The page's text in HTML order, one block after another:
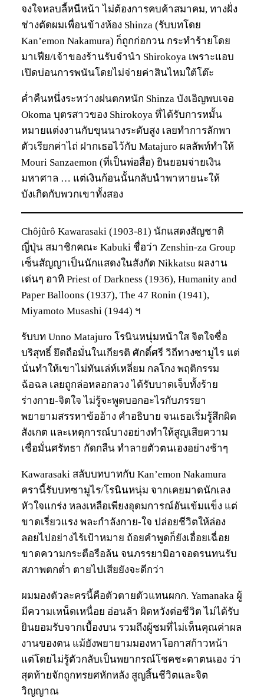
จงใจหลบลี้หนีหน้า ไม่ต้องการคบค้าสมาคม, ทางฝั่ง
ช่างตัดผมเพื่อนข้างห้อง Shinza (รับบทโดย
Kan’emon Nakamura) ก็ถูกก่อกวน กระทำร้ายโดย
มาเฟีย/เจ้าของร้านรับจำนำ Shirokoya เพราะแอบ
เปิดบ่อนการพนันโดยไม่จ่ายค่าสินไหมใต้โต๊ะ
ค่ำคืนหนึ่งระหว่างฝนตกหนัก Shinza บังเอิญพบเจอ
Okoma บุตรสาวของ Shirokoya ที่ได้รับการหมั้น
หมายแต่งงานกับขุนนางระดับสูง เลยทำการลักพา
ตัวเรียกค่าไถ่ ฝากเธอไว้กับ Matajuro ผลลัพท์ทำให้
Mouri Sanzaemon (ที่เป็นพ่อสื่อ) ยินยอมจ่ายเงิน
มหาศาล … แต่เงินก้อนนั้นกลับนำพาหายนะให้
บังเกิดกับพวกเขาทั้งสอง
Chôjûrô Kawarasaki (1903-81) นักแสดงสัญชาติ
ญี่ปุ่น สมาชิกคณะ Kabuki ชื่อว่า Zenshin-za Group
เซ็นสัญญาเป็นนักแสดงในสังกัด Nikkatsu ผลงาน
เด่นๆ อาทิ Priest of Darkness (1936), Humanity and
Paper Balloons (1937), The 47 Ronin (1941),
Miyamoto Musashi (1944) ฯ
รับบท Unno Matajuro โรนินหนุ่มหน้าใส จิตใจซื่อ
บริสุทธิ์ ยึดถือมั่นในเกียรติ ศักดิ์ศรี วิถีทางซามูไร แต่
นั่นทำให้เขาไม่ทันเล่ห์เหลี่ยม กลโกง พฤติกรรม
ฉ้อฉล เลยถูกล่อหลอกลวง ได้รับบาดเจ็บทั้งร้าย
ร่างกาย-จิตใจ ไม่รู้จะพูดบอกอะไรกับภรรยา
พยายามสรรหาข้ออ้าง คำอธิบาย จนเธอเริ่มรู้สึกผิด
สังเกต และเหตุการณ์บางอย่างทำให้สูญเสียความ
เชื่อมั่นศรัทธา กัดกลืน ทำลายตัวตนเองอย่างช้าๆ
Kawarasaki สลับบทบาทกับ Kan’emon Nakamura
ครานี้รับบทซามูไร/โรนินหนุ่ม จากเคยมาดนักเลง
หัวใจแกร่ง หลงเหลือเพียงอุดมการณ์อันเข้มแข็ง แต่
ขาดเรี่ยวแรง พละกำลังกาย-ใจ ปล่อยชีวิตให้ล่อง
ลอยไปอย่างไร้เป้าหมาย ถ้อยคำพูดก็ยังเอื่อยเฉื่อย
ขาดความกระตือรือล้น จนภรรยามิอาจอดรนทนรับ
สภาพตกต่ำ ตายไปเสียยังจะดีกว่า
ผมมองตัวละครนี้คือตัวตายตัวแทนผกก. Yamanaka ผู้
มีความเหน็ดเหนื่อย อ่อนล้า ผิดหวังต่อชีวิต ไม่ได้รับ
ยินยอมรับจากเบื้องบน รวมถึงผู้ชมที่ไม่เห็นคุณค่าผล
งานของตน แม้ยังพยายามมองหาโอกาสก้าวหน้า
แต่โดยไม่รู้ตัวกลับเป็นพยากรณ์โชคชะตาตนเอง ว่า
สุดท้ายจักถูกทรยศหักหลัง สูญสิ้นชีวิตและจิต
วิญญาณ